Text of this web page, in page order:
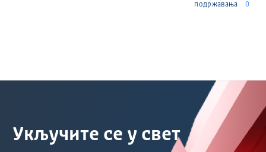
подржавања
0
Укључите се у свет